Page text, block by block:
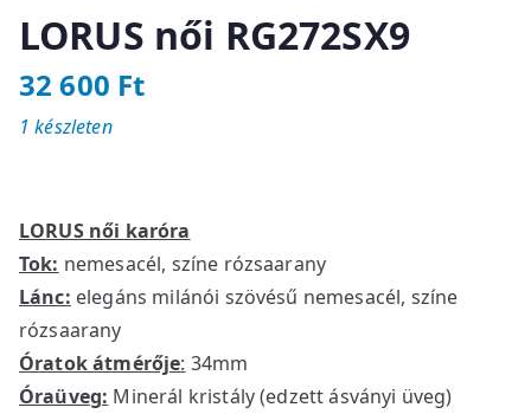
LORUS női RG272SX9
32 600 Ft
LORUS női karóra
Tok: nemesacél, színe rózsaarany
Lánc: elegáns milánói szövésű nemesacél, színe
rózsaarany
Óratok átmérője: 34mm
Óraüveg: Minerál kristály (edzett ásványi üveg)
1 készleten